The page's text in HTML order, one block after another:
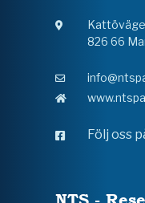
826 66
Följ oss